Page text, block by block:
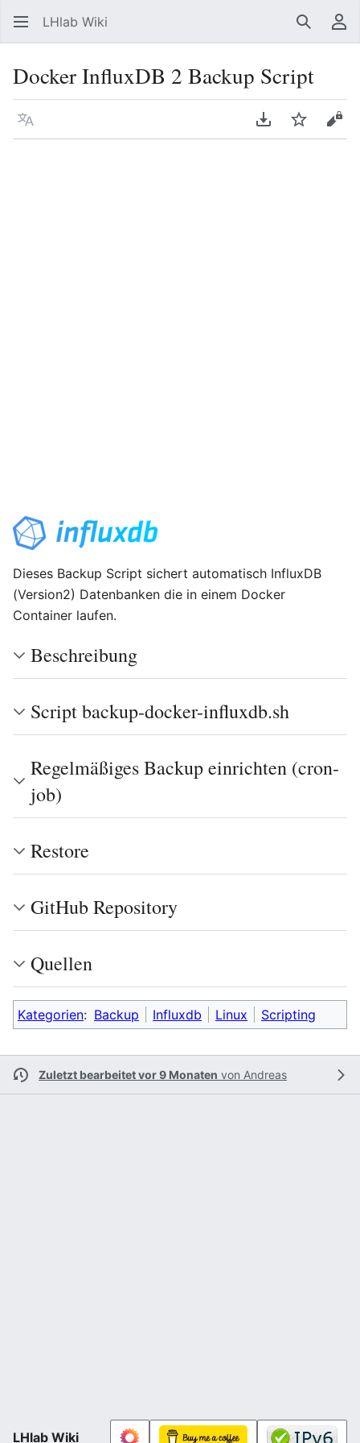
LHlab Wiki Suchen
Docker InfluxDB 2 Backup Script
Sprache PDF
Dieses Backup Script sichert automatisch InfluxDB
(Version2) Datenbanken die in einem Docker
Container laufen.
Beschreibung
Script backup-docker-influxdb.sh
Regelmäßiges Backup einrichten (cron-
job)
Restore
GitHub Repository
Quellen
Kategorien: Backup Influxdb Linux Scripting
Zuletzt bearbeitet vor 9 Monaten von Andreas
LHlab Wiki